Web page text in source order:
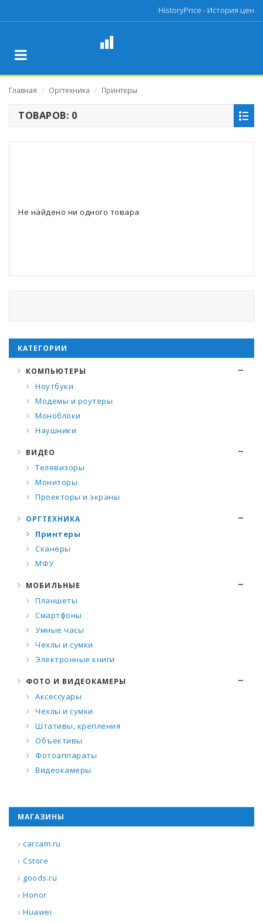
HistoryPrice - История цен
Главная / Оргтехника / Принтеры
ТОВАРОВ: 0
Не найдено ни одного товара
КАТЕГОРИИ
КОМПЬЮТЕРЫ
Ноутбуки
Модемы и роутеры
Моноблоки
Наушники
ВИДЕО
Телевизоры
Мониторы
Проекторы и экраны
ОРГТЕХНИКА
Принтеры
Сканеры
МФУ
МОБИЛЬНЫЕ
Планшеты
Смартфоны
Умные часы
Чехлы и сумки
Электронные книги
ФОТО И ВИДЕОКАМЕРЫ
Аксессуары
Чехлы и сумки
Штативы, крепления
Объективы
Фотоаппараты
Видеокамеры
МАГАЗИНЫ
carcam.ru
Cstore
goods.ru
Honor
Huawei